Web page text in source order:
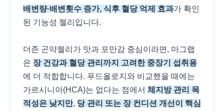
배변량·배변횟수 증가, 식후 혈당 억제 효과가 확인
된 기능성 젤리입니다.
더존 곤약젤리가 맛과 포만감 중심이라면, 마그랩
은 장 건강과 혈당 관리까지 고려한 중장기 섭취용
에 더 적합합니다. 푸드올로지와 비교했을 때에는
가르시니아(HCA)는 없다는 점에서 체지방 관리 목
적성은 낮지만, 당 관리 또는 장 컨디션 개선이 핵심